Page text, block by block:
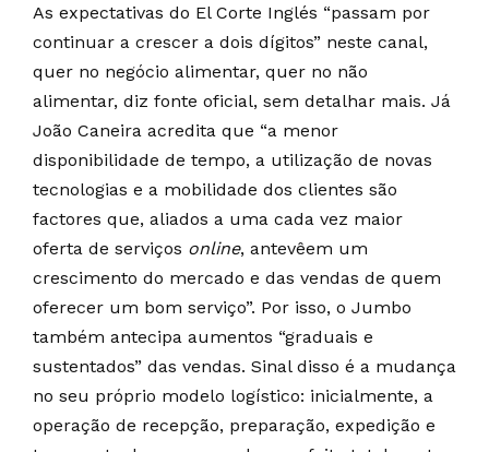
As expectativas do El Corte Inglés “passam por
continuar a crescer a dois dígitos” neste canal,
quer no negócio alimentar, quer no não
alimentar, diz fonte oficial, sem detalhar mais. Já
João Caneira acredita que “a menor
disponibilidade de tempo, a utilização de novas
tecnologias e a mobilidade dos clientes são
factores que, aliados a uma cada vez maior
oferta de serviços online, antevêem um
crescimento do mercado e das vendas de quem
oferecer um bom serviço”. Por isso, o Jumbo
também antecipa aumentos “graduais e
sustentados” das vendas. Sinal disso é a mudança
no seu próprio modelo logístico: inicialmente, a
operação de recepção, preparação, expedição e